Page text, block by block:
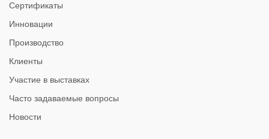
Сертификаты
Инновации
Производство
Клиенты
Участие в выставках
Часто задаваемые вопросы
Новости